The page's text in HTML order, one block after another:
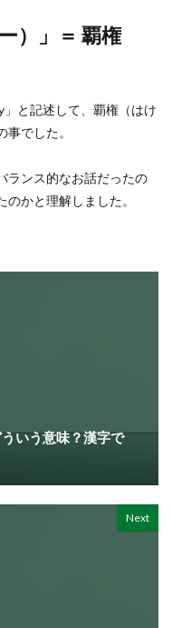
）」＝ 覇権
」と記述して、覇権（はけ
でした。
ランス的なお話だったの
かと理解しました。
いう意味？漢字で
Next